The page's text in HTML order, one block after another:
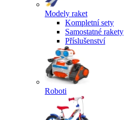
Modely raket
Kompletní sety
Samostatné rakety
Příslušenství
Roboti